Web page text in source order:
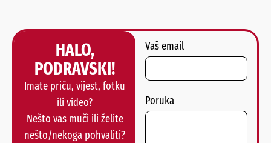
HALO,
PODRAVSKI!
Imate priču, vijest, fotku
ili video?
Nešto vas muči ili želite
nešto/nekoga pohvaliti?
Vaš email
Poruka